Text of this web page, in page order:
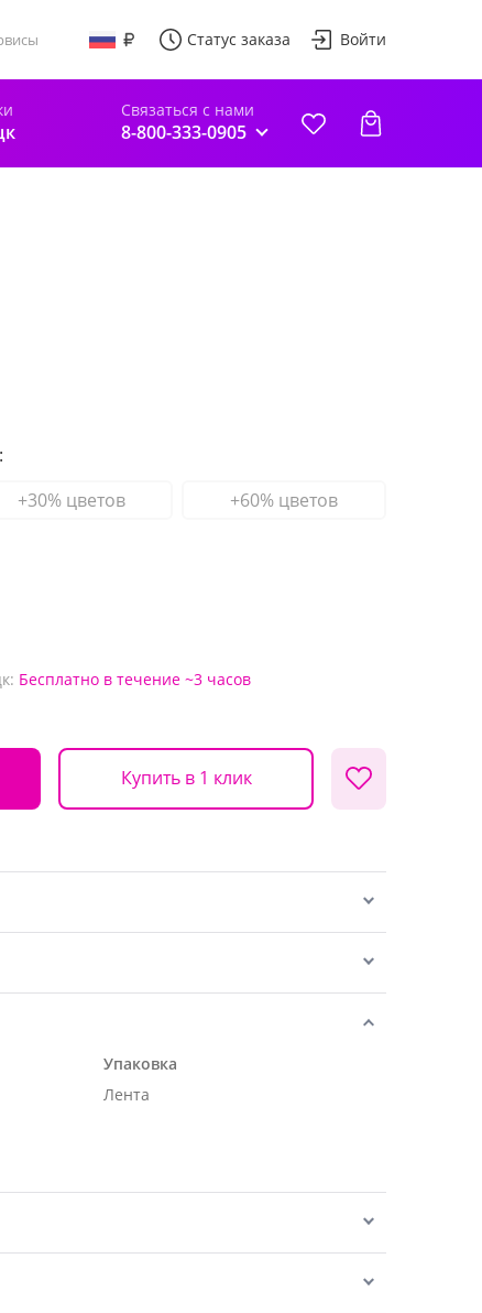
Статус заказа Войти
Связаться с нами
8-800-333-0905
+30% цветов +60% цветов
Бесплатно в течение ~3 часов
Купить в 1 клик
Упаковка
Лента